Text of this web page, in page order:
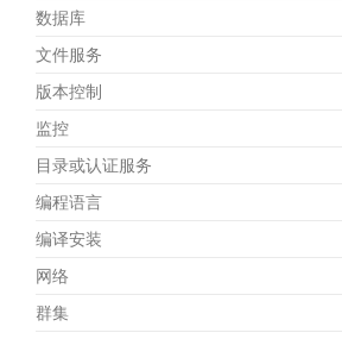
数据库
文件服务
版本控制
监控
目录或认证服务
编程语言
编译安装
网络
群集